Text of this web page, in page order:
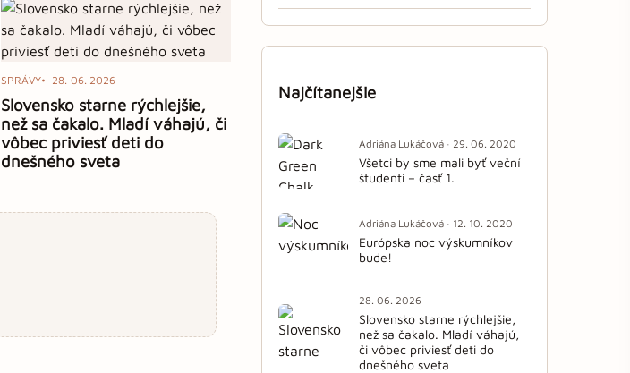
SPRÁVY 28. 06. 2026
Slovensko starne rýchlejšie,
než sa čakalo. Mladí váhajú, či
vôbec priviesť deti do
dnešného sveta
Najčítanejšie
Adriána Lukáčová · 29. 06. 2020
Všetci by sme mali byť veční
študenti – časť 1.
Adriána Lukáčová · 12. 10. 2020
Európska noc výskumníkov
bude!
28. 06. 2026
Slovensko starne rýchlejšie,
než sa čakalo. Mladí váhajú,
či vôbec priviesť deti do
dnešného sveta